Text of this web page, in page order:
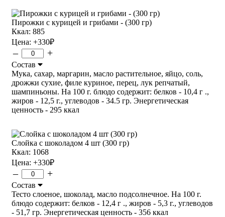
Пирожки с курицей и грибами - (300 гр)
Ккал: 885
Цена: +330₽
– +
Состав
Мука, сахар, маргарин, масло растительное, яйцо, соль,
дрожжи сухие, филе куриное, перец, лук репчатый,
шампиньоны. На 100 г. блюдо содержит: белков - 10,4 г .,
жиров - 12,5 г., углеводов - 34.5 гр. Энергетическая
ценность - 295 ккал
Слойка с шоколадом 4 шт (300 гр)
Ккал: 1068
Цена: +330₽
– +
Состав
Тесто слоеное, шоколад, масло подсолнечное. На 100 г.
блюдо содержит: белков - 12,4 г ., жиров - 5,3 г., углеводов
- 51,7 гр. Энергетическая ценность - 356 ккал